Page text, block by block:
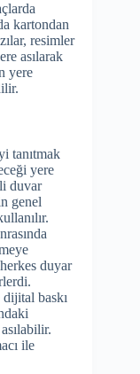
kartondan
resimler
asılarak
yere
tanıtmak
yere
duvar
genel
duyar
baskı
ile